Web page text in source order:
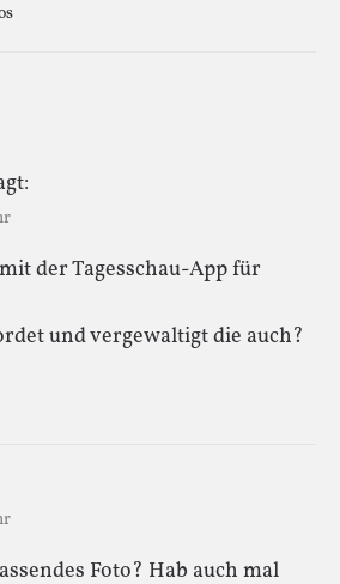
der Tagesschau-App für
und vergewaltigt die auch?
Foto? Hab auch mal